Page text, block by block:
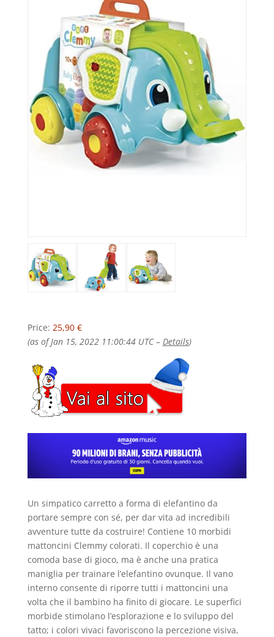
Price: 25,90 €
(as of Jan 15, 2022 11:00:44 UTC – Details)
Un simpatico carretto a forma di elefantino da
portare sempre con sé, per dar vita ad incredibili
avventure tutte da costruire! Contiene 10 morbidi
mattoncini Clemmy colorati. Il coperchio è una
comoda base di gioco, ma è anche una pratica
maniglia per trainare l’elefantino ovunque. Il vano
interno consente di riporre tutti i mattoncini una
volta che il bambino ha finito di giocare. Le superfici
morbide stimolano l’esplorazione e lo sviluppo del
tatto; i colori vivaci favoriscono la percezione visiva,